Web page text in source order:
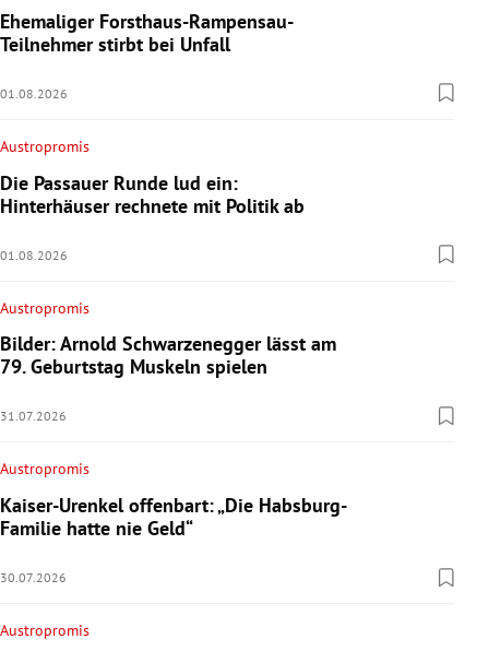
Ehemaliger Forsthaus-Rampensau-
Teilnehmer stirbt bei Unfall
01.08.2026
Austropromis
Die Passauer Runde lud ein:
Hinterhäuser rechnete mit Politik ab
01.08.2026
Austropromis
Bilder: Arnold Schwarzenegger lässt am
79. Geburtstag Muskeln spielen
31.07.2026
Austropromis
Kaiser-Urenkel offenbart: „Die Habsburg-
Familie hatte nie Geld“
30.07.2026
Austropromis